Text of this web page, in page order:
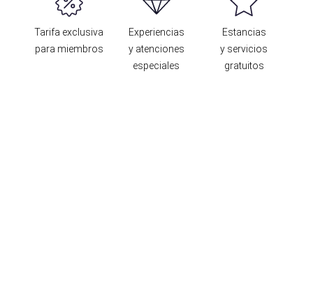
Tarifa exclusiva
para miembros
Experiencias
y atenciones
especiales
Estancias
y servicios
gratuitos